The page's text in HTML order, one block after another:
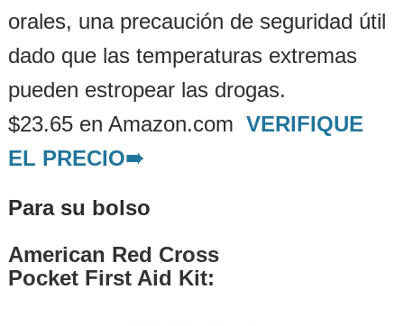
orales, una precaución de seguridad útil
dado que las temperaturas extremas
pueden estropear las drogas.
$23.65 en Amazon.comVERIFIQUE
EL PRECIO➠
Para su bolso
American Red Cross
Pocket First Aid Kit: